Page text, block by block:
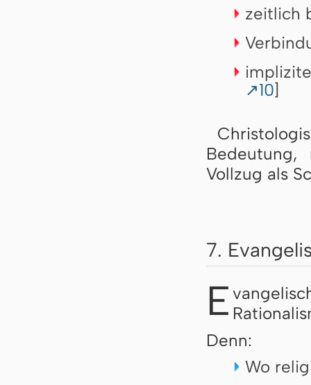
zeitlich
↗10]
Vollzug als
7.
E
Denn:
Wo